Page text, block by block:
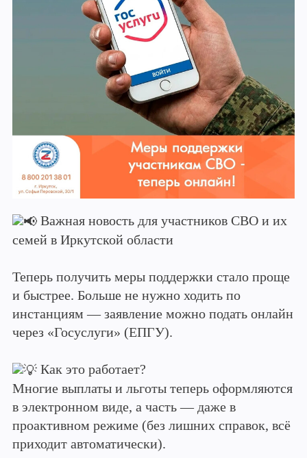
Важная новость для участников СВО и их
семей в Иркутской области
Теперь получить меры поддержки стало проще
и быстрее. Больше не нужно ходить по
инстанциям — заявление можно подать онлайн
через «Госуслуги» (ЕПГУ).
Как это работает?
Многие выплаты и льготы теперь оформляются
в электронном виде, а часть — даже в
проактивном режиме (без лишних справок, всё
приходит автоматически).